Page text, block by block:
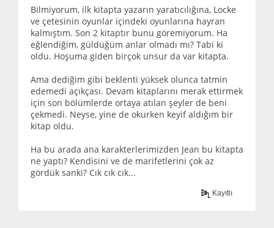
Bilmiyorum, ilk kitapta yazarın yaratıcılığına, Locke
ve çetesinin oyunlar içindeki oyunlarına hayran
kalmıştım. Son 2 kitaptır bunu göremiyorum. Ha
eğlendiğim, güldüğüm anlar olmadı mı? Tabi ki
oldu. Hoşuma giden birçok unsur da var kitapta.
Ama dediğim gibi beklenti yüksek olunca tatmin
edemedi açıkçası. Devam kitaplarını merak ettirmek
için son bölümlerde ortaya atılan şeyler de beni
çekmedi. Neyse, yine de okurken keyif aldığım bir
kitap oldu.
Ha bu arada ana karakterlerimizden Jean bu kitapta
ne yaptı? Kendisini ve de marifetlerini çok az
gördük sanki? Cık cık cık...
Kayıtlı